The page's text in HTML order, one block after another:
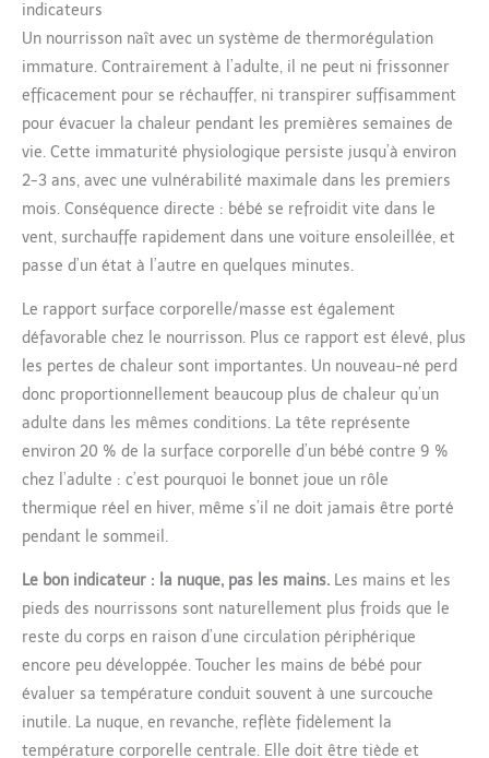
indicateurs
Un nourrisson naît avec un système de thermorégulation
immature. Contrairement à l’adulte, il ne peut ni frissonner
efficacement pour se réchauffer, ni transpirer suffisamment
pour évacuer la chaleur pendant les premières semaines de
vie. Cette immaturité physiologique persiste jusqu’à environ
2-3 ans, avec une vulnérabilité maximale dans les premiers
mois. Conséquence directe : bébé se refroidit vite dans le
vent, surchauffe rapidement dans une voiture ensoleillée, et
passe d’un état à l’autre en quelques minutes.
Le rapport surface corporelle/masse est également
défavorable chez le nourrisson. Plus ce rapport est élevé, plus
les pertes de chaleur sont importantes. Un nouveau-né perd
donc proportionnellement beaucoup plus de chaleur qu’un
adulte dans les mêmes conditions. La tête représente
environ 20 % de la surface corporelle d’un bébé contre 9 %
chez l’adulte : c’est pourquoi le bonnet joue un rôle
thermique réel en hiver, même s’il ne doit jamais être porté
pendant le sommeil.
Le bon indicateur : la nuque, pas les mains. Les mains et les
pieds des nourrissons sont naturellement plus froids que le
reste du corps en raison d’une circulation périphérique
encore peu développée. Toucher les mains de bébé pour
évaluer sa température conduit souvent à une surcouche
inutile. La nuque, en revanche, reflète fidèlement la
température corporelle centrale. Elle doit être tiède et